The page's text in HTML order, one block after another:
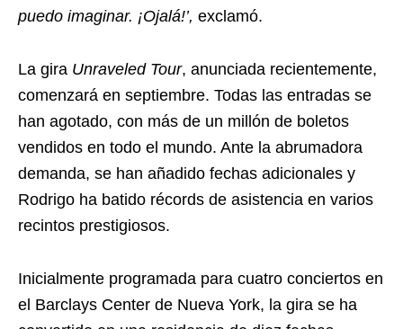
puedo imaginar. ¡Ojalá!’, exclamó.
La gira Unraveled Tour, anunciada recientemente,
comenzará en septiembre. Todas las entradas se
han agotado, con más de un millón de boletos
vendidos en todo el mundo. Ante la abrumadora
demanda, se han añadido fechas adicionales y
Rodrigo ha batido récords de asistencia en varios
recintos prestigiosos.
Inicialmente programada para cuatro conciertos en
el Barclays Center de Nueva York, la gira se ha